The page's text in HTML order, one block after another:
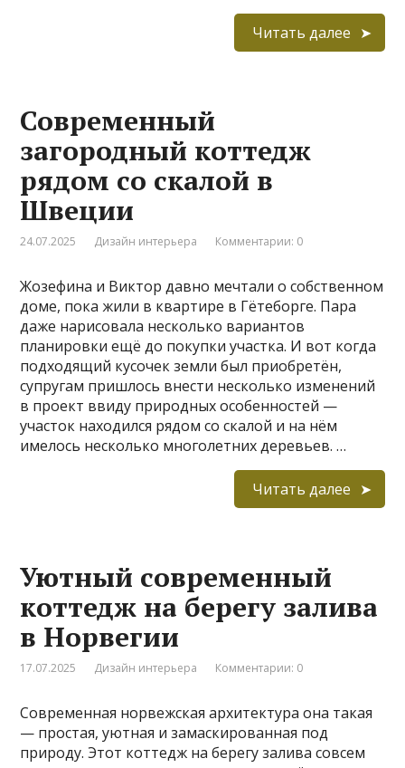
Читать далее
Современный
загородный коттедж
рядом со скалой в
Швеции
24.07.2025 Дизайн интерьера Комментарии: 0
Жозефина и Виктор давно мечтали о собственном
доме, пока жили в квартире в Гётеборге. Пара
даже нарисовала несколько вариантов
планировки ещё до покупки участка. И вот когда
подходящий кусочек земли был приобретён,
супругам пришлось внести несколько изменений
в проект ввиду природных особенностей —
участок находился рядом со скалой и на нём
имелось несколько многолетних деревьев. …
Читать далее
Уютный современный
коттедж на берегу залива
в Норвегии
17.07.2025 Дизайн интерьера Комментарии: 0
Современная норвежская архитектура она такая
— простая, уютная и замаскированная под
природу. Этот коттедж на берегу залива совсем